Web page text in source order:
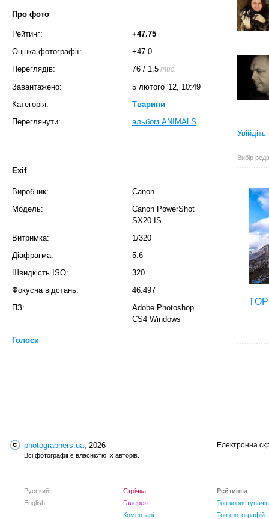
Про фото
Рейтинг:
+47.75
Оцінка фотографії:
+47.0
Переглядів:
76 / 1,5 тис.
Завантажено:
5 лютого '12, 10:49
Категорія:
Тварини
Переглянути:
альбом ANIMALS
Exif
Виробник:
Canon
Модель:
Canon PowerShot
SX20 IS
Витримка:
1/320
Діафрагма:
5.6
Швидкість ISO:
320
Фокусна відстань:
46.497
ПЗ:
Adobe Photoshop
CS4 Windows
Голоси
Вибір
photographers.ua, 2026
Всі фотографії є власністю їх авторів.
Електронна
Русский
English
Стрічка
Галерея
Коментарі
Рейтинги
Топ користувачів
Топ фотографій